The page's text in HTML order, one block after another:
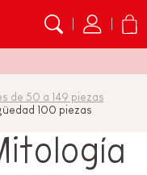
de 50 a 149 piezas
100 piezas